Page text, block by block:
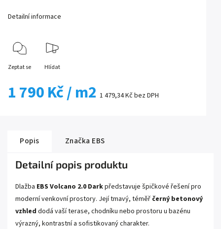
1 790 Kč/ m2 1 479,34 Kč bez DPH
Detailní informace
Zeptat se Hlídat
Popis Značka EBS
Detailní popis produktu
Dlažba EBS Volcano 2.0 Darkpředstavuje špičkové řešení pro
moderní venkovní prostory. Její tmavý, téměř černý betonový
vzhled dodá vaší terase, chodníku nebo prostoru u bazénu
výrazný, kontrastní a sofistikovaný charakter.